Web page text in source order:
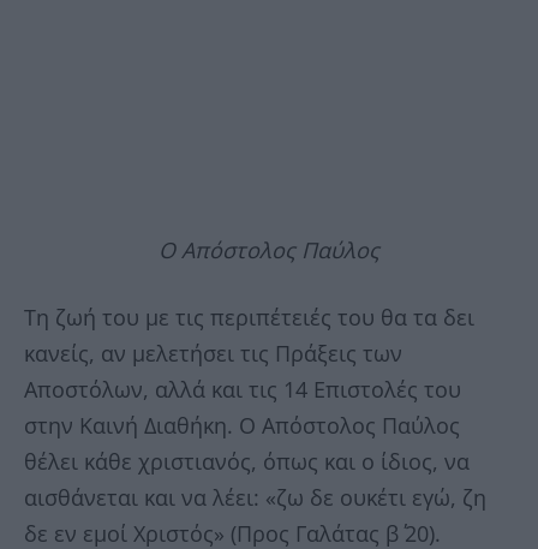
Ο Απόστολος Παύλος
Τη ζωή του με τις περιπέτειές του θα τα δει
κανείς, αν μελετήσει τις Πράξεις των
Αποστόλων, αλλά και τις 14 Επιστολές του
στην Καινή Διαθήκη. Ο Απόστολος Παύλος
θέλει κάθε χριστιανός, όπως και ο ίδιος, να
αισθάνεται και να λέει: «ζω δε ουκέτι εγώ, ζη
δε εν εμοί Χριστός» (Προς Γαλάτας β΄ 20).